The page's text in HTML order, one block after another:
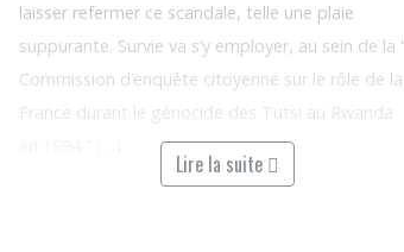
laisser refermer ce scandale, telle une plaie
suppurante. Survie va s’y employer, au sein de la
Commission d’enquête citoyenne sur le rôle de la
France durant le génocide des Tutsi au Rwanda
Lire la suite